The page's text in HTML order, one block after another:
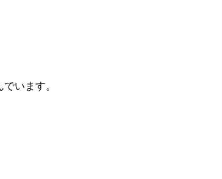
います。